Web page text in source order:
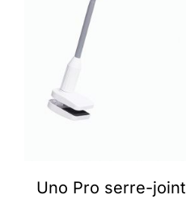
Uno Pro serre-joint